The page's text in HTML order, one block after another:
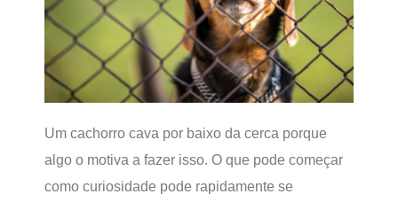
Um cachorro cava por baixo da cerca porque
algo o motiva a fazer isso. O que pode começar
como curiosidade pode rapidamente se